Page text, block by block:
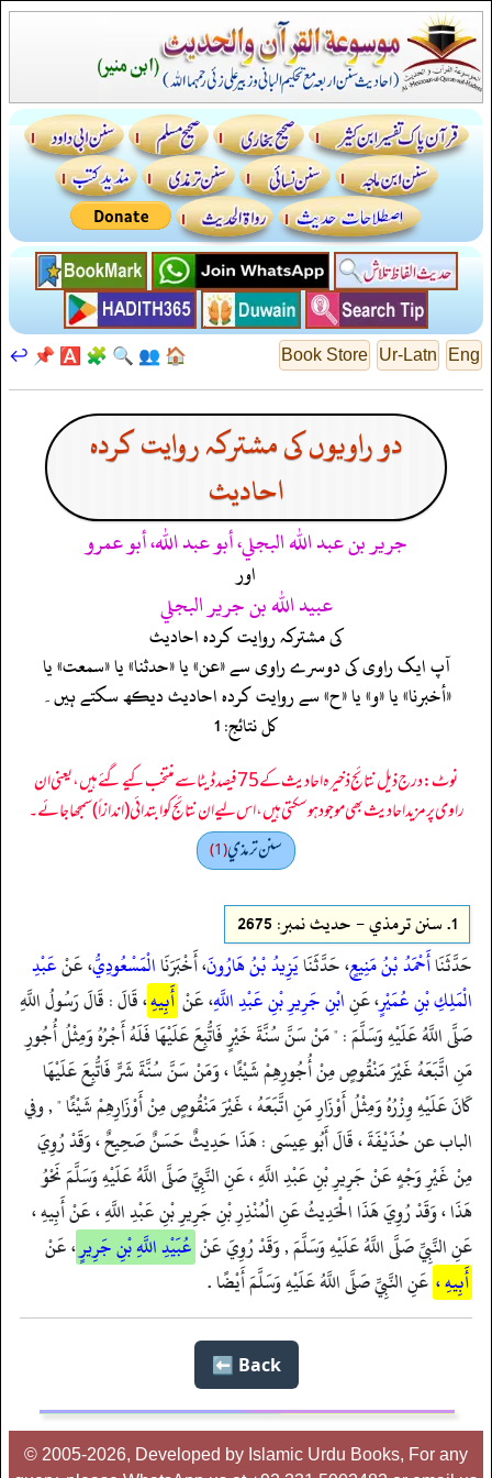
Eng
Ur-Latn
Book Store
🏠
👥
🔍
🧩
🅰️
📌
↩️
دو راویوں کی مشترکہ روایت کردہ
احادیث
جرير بن عبد الله البجلي، أبو عبد الله، أبو عمرو
اور
عبيد الله بن جرير البجلي
کی مشترکہ روایت کردہ احادیث
آپ ایک راوی کی دوسرے راوی سے «عن» یا «حدثنا» یا «سمعت» یا
«أخبرنا» یا «و» یا «ح» سے روایت کردہ احادیث دیکھ سکتے ہیں۔
کل نتائج: 1
نوٹ: درج ذیل نتائج ذخیرہ احادیث کے 75 فیصد ڈیٹا سے منتخب کیے گئے ہیں، یعنی ان
راوی پر مزید احادیث بھی موجود ہو سکتی ہیں، اس لیے ان نتائج کو ابتدائی (اندازاً) سمجھا جائے۔
سنن ترمذي(1)
1. سنن ترمذي - حدیث نمبر: 2675
حَدَّثَنَاأَحْمَدُ بْنُ مَنِيعٍ، حَدَّثَنَايَزِيدُ بْنُ هَارُونَ، أَخْبَرَنَاالْمَسْعُودِيُّ، عَنْعَبْدِ
الْمَلِكِ بْنِ عُمَيْرٍ، عَنِابْنِ جَرِيرِ بْنِ عَبْدِ اللَّهِ، عَنْ أَبِيهِ، قَالَ : قَالَ رَسُولُ اللَّهِ
صَلَّى اللَّهُ عَلَيْهِ وَسَلَّمَ : " مَنْ سَنَّ سُنَّةَ خَيْرٍ فَاتُّبِعَ عَلَيْهَا فَلَهُ أَجْرُهُ وَمِثْلُ أُجُورِ
مَنِ اتَّبَعَهُ غَيْرَ مَنْقُوصٍ مِنْ أُجُورِهِمْ شَيْئًا ، وَمَنْ سَنَّ سُنَّةَ شَرٍّ فَاتُّبِعَ عَلَيْهَا
كَانَ عَلَيْهِ وِزْرُهُ وَمِثْلُ أَوْزَارِ مَنِ اتَّبَعَهُ ، غَيْرَ مَنْقُوصٍ مِنْ أَوْزَارِهِمْ شَيْئًا " , وفي
الباب عن حُذَيْفَةَ ، قَالَ أَبُو عِيسَى : هَذَا حَدِيثٌ حَسَنٌ صَحِيحٌ ، وَقَدْ رُوِيَ
مِنْ غَيْرِ وَجْهٍ عَنْ جَرِيرِ بْنِ عَبْدِ اللَّهِ ، عَنِ النَّبِيِّ صَلَّى اللَّهُ عَلَيْهِ وَسَلَّمَ نَحْوُ
هَذَا ، وَقَدْ رُوِيَ هَذَا الْحَدِيثُ عَنِ الْمُنْذِرِ بْنِ جَرِيرِ بْنِ عَبْدِ اللَّهِ ، عَنْ أَبِيهِ ،
عَنِ النَّبِيِّ صَلَّى اللَّهُ عَلَيْهِ وَسَلَّمَ , وَقَدْ رُوِيَ عَنْ عُبَيْدِ اللَّهِ بْنِ جَرِيرٍ، عَنْ
أَبِيهِ ، عَنِ النَّبِيِّ صَلَّى اللَّهُ عَلَيْهِ وَسَلَّمَ أَيْضًا .
Back ⬅️
© 2005-2026, Developed by Islamic Urdu Books, For any